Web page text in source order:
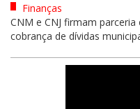
Finanças
CNM e CNJ firmam
cobrança de dívidas